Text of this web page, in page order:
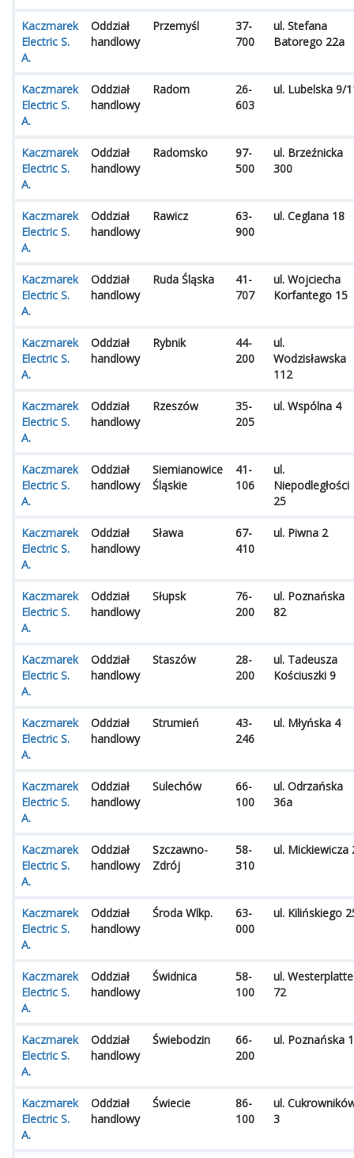
Kaczmarek
Electric S.
A.
Oddział
handlowy
Przemyśl
37-
700
ul. Stefana
Batorego 22a
Kaczmarek
Electric S.
A.
Oddział
handlowy
Radom
26-
603
ul. Lubelska 9/
Kaczmarek
Electric S.
A.
Oddział
handlowy
Radomsko
97-
500
ul. Brzeźnicka
300
Kaczmarek
Electric S.
A.
Oddział
handlowy
Rawicz
63-
900
ul. Ceglana 18
Kaczmarek
Electric S.
A.
Oddział
handlowy
Ruda Śląska
41-
707
ul. Wojciecha
Korfantego 15
Kaczmarek
Electric S.
A.
Oddział
handlowy
Rybnik
44-
200
ul.
Wodzisławska
112
Kaczmarek
Electric S.
A.
Oddział
handlowy
Rzeszów
35-
205
ul. Wspólna 4
Kaczmarek
Electric S.
A.
Oddział
handlowy
Siemianowice
Śląskie
41-
106
ul.
Niepodległości
25
Kaczmarek
Electric S.
A.
Oddział
handlowy
Sława
67-
410
ul. Piwna 2
Kaczmarek
Electric S.
A.
Oddział
handlowy
Słupsk
76-
200
ul. Poznańska
82
Kaczmarek
Electric S.
A.
Oddział
handlowy
Staszów
28-
200
ul. Tadeusza
Kościuszki 9
Kaczmarek
Electric S.
A.
Oddział
handlowy
Strumień
43-
246
ul. Młyńska 4
Kaczmarek
Electric S.
A.
Oddział
handlowy
Sulechów
66-
100
ul. Odrzańska
36a
Kaczmarek
Electric S.
A.
Oddział
handlowy
Szczawno-
Zdrój
58-
310
ul. Mickiewicza
Kaczmarek
Electric S.
A.
Oddział
handlowy
Środa Wlkp.
63-
000
ul. Kilińskiego
Kaczmarek
Electric S.
A.
Oddział
handlowy
Świdnica
58-
100
ul. Westerplatte
72
Kaczmarek
Electric S.
A.
Oddział
handlowy
Świebodzin
66-
200
ul. Poznańska 1
Kaczmarek
Electric S.
A.
Oddział
handlowy
Świecie
86-
100
ul.
3